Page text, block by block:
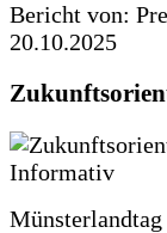
Bericht von:
20.10.2025